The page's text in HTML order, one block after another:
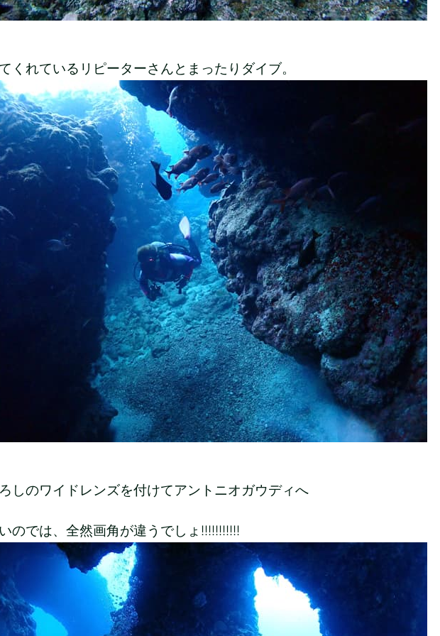
くれているリピーターさんとまったりダイブ。
しのワイドレンズを付けてアントニオガウディへ
のでは、全然画角が違うでしょ!!!!!!!!!!!